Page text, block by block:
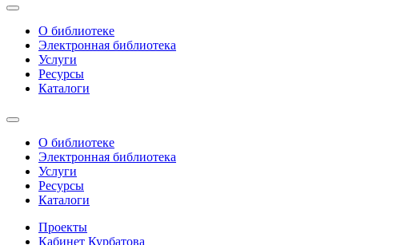
О библиотеке
Электронная библиотека
Услуги
Ресурсы
Каталоги
О библиотеке
Электронная библиотека
Услуги
Ресурсы
Каталоги
Проекты
Кабинет Курбатова